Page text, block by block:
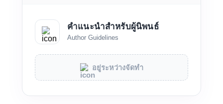
คำแนะนำสำหรับผู้นิพนธ์
Author Guidelines
อยู่ระหว่างจัดทำ